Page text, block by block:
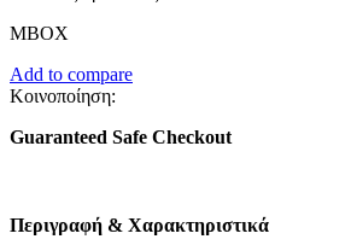
MBOX
Add to compare
Κοινοποίηση:
Guaranteed Safe Checkout
Περιγραφή & Χαρακτηριστικά